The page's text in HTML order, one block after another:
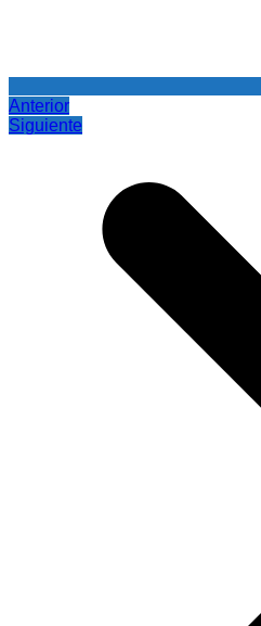
Anterior
Siguiente